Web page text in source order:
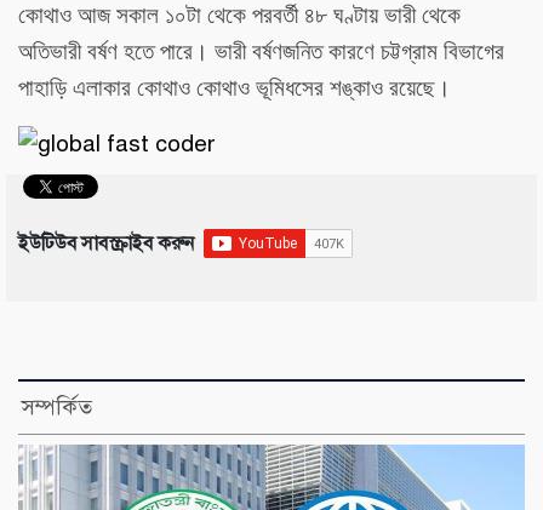
কোথাও আজ সকাল ১০টা থেকে পরবর্তী ৪৮ ঘণ্টায় ভারী থেকে
অতিভারী বর্ষণ হতে পারে। ভারী বর্ষণজনিত কারণে চট্টগ্রাম বিভাগের
পাহাড়ি এলাকার কোথাও কোথাও ভূমিধসের শঙ্কাও রয়েছে।
ইউটিউব সাবস্ক্রাইব করুন
সম্পর্কিত